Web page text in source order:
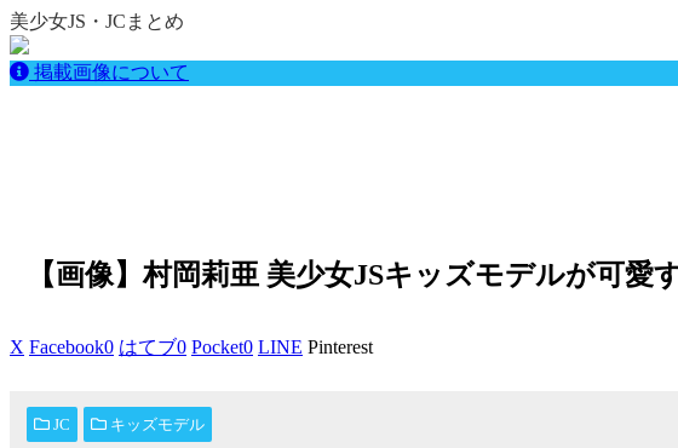
美少女JS・JCまとめ
掲載画像について
【画像】村岡莉亜 美少女JSキッズモデルが可愛
X Facebook0 はてブ0 Pocket0 LINE Pinterest
JC キッズモデル